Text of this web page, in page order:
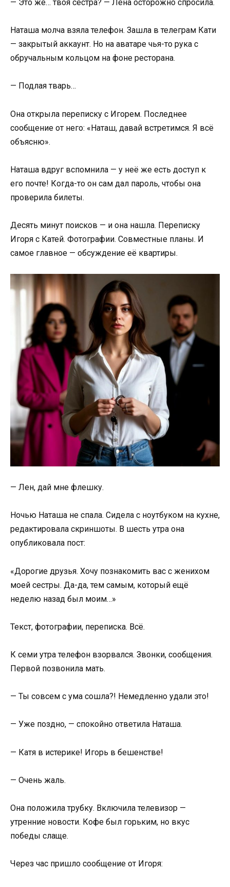
— Это же… твоя сестра? — Лена осторожно спросила.
Наташа молча взяла телефон. Зашла в телеграм Кати
— закрытый аккаунт. Но на аватаре чья-то рука с
обручальным кольцом на фоне ресторана.
— Подлая тварь…
Она открыла переписку с Игорем. Последнее
сообщение от него: «Наташ, давай встретимся. Я всё
объясню».
Наташа вдруг вспомнила — у неё же есть доступ к
его почте! Когда-то он сам дал пароль, чтобы она
проверила билеты.
Десять минут поисков — и она нашла. Переписку
Игоря с Катей. Фотографии. Совместные планы. И
самое главное — обсуждение её квартиры.
— Лен, дай мне флешку.
Ночью Наташа не спала. Сидела с ноутбуком на кухне,
редактировала скриншоты. В шесть утра она
опубликовала пост:
«Дорогие друзья. Хочу познакомить вас с женихом
моей сестры. Да-да, тем самым, который ещё
неделю назад был моим…»
Текст, фотографии, переписка. Всё.
К семи утра телефон взорвался. Звонки, сообщения.
Первой позвонила мать.
— Ты совсем с ума сошла?! Немедленно удали это!
— Уже поздно, — спокойно ответила Наташа.
— Катя в истерике! Игорь в бешенстве!
— Очень жаль.
Она положила трубку. Включила телевизор —
утренние новости. Кофе был горьким, но вкус
победы слаще.
Через час пришло сообщение от Игоря: